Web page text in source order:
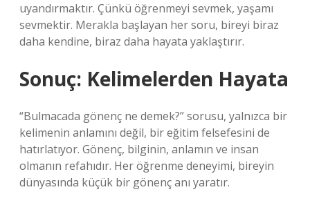
uyandırmaktır. Çünkü öğrenmeyi sevmek, yaşamı
sevmektir. Merakla başlayan her soru, bireyi biraz
daha kendine, biraz daha hayata yaklaştırır.
Sonuç: Kelimelerden Hayata
“Bulmacada gönenç ne demek?” sorusu, yalnızca bir
kelimenin anlamını değil, bir eğitim felsefesini de
hatırlatıyor. Gönenç, bilginin, anlamın ve insan
olmanın refahıdır. Her öğrenme deneyimi, bireyin
dünyasında küçük bir gönenç anı yaratır.